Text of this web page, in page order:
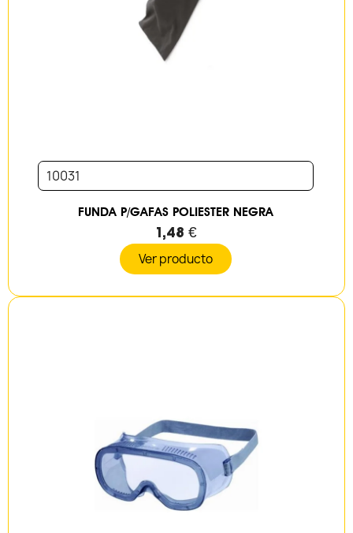
10031
FUNDA P/GAFAS POLIESTER NEGRA
1,48 €
Ver producto